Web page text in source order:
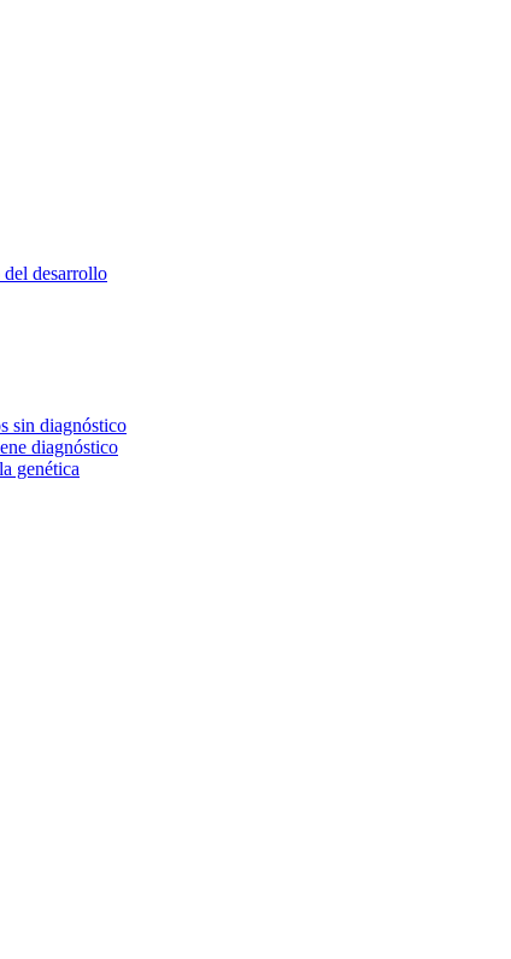
del desarrollo
sin diagnóstico
diagnóstico
genética